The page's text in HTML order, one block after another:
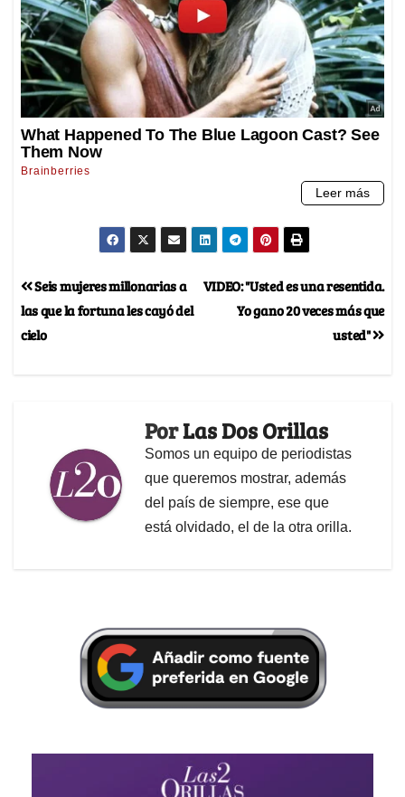
VIDEO: "Usted es una resentida.
Yo gano 20 veces más que
usted"
Seis mujeres millonarias a
las que la fortuna les cayó del
cielo
PorLas Dos Orillas
Somos un equipo de periodistas
que queremos mostrar, además
del país de siempre, ese que
está olvidado, el de la otra orilla.